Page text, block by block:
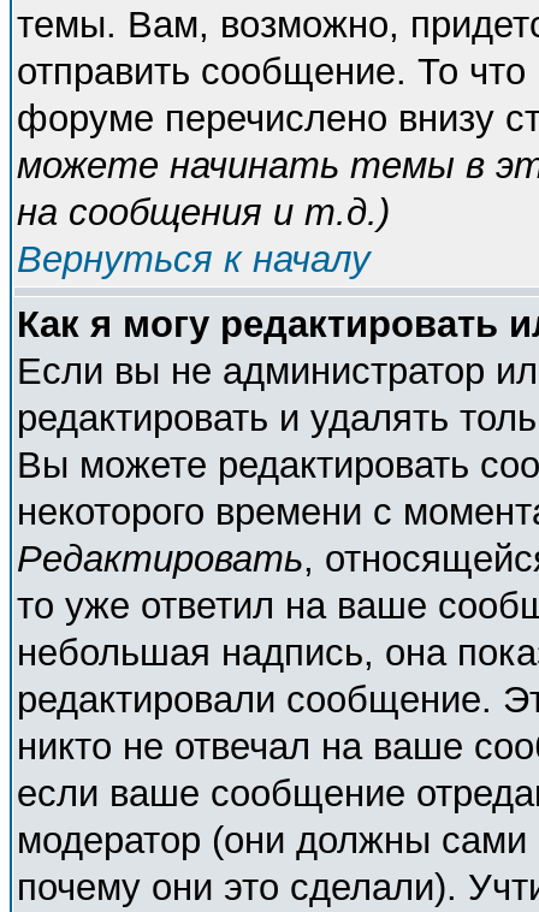
темы. Вам, возможно,
отправить сообщение. То
форуме перечислено внизу
можете начинать темы в
на сообщения и т.д.)
Вернуться к началу
Как я могу редактировать
Если вы не администратор
редактировать и удалять
Вы можете редактировать
некоторого времени с
Редактировать,
то уже ответил на ваше
небольшая надпись, она
редактировали сообщение.
никто не отвечал на ваше
если ваше сообщение
модератор (они должны сами
почему они это сделали).